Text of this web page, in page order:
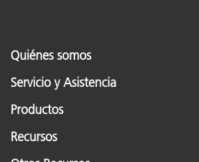
Quiénes somos
Servicio y Asistencia
Productos
Recursos